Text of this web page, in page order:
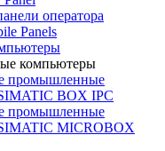
оператора
Panels
компьютеры
промышленные
BOX IPC
промышленные
MICROBOX